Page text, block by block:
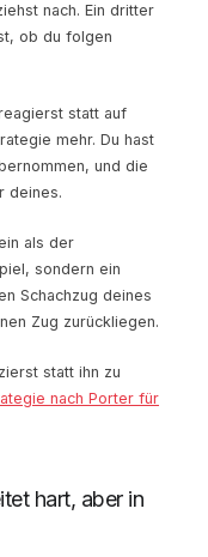
nach. Ein dritter
ob du folgen
statt auf
mehr. Du hast
und die
deines.
als der
sondern ein
Schachzug deines
Zug zurückliegen.
statt ihn zu
nach Porter für
hart, aber in